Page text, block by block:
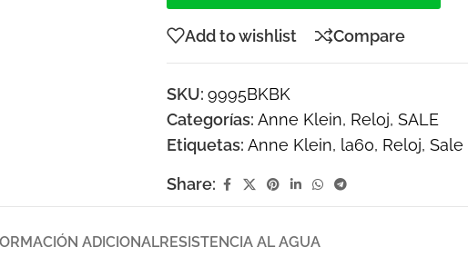
Add to wishlist Compare
SKU: 9995BKBK
Categorías: Anne Klein, Reloj, SALE
Etiquetas: Anne Klein, la60, Reloj, Sale
Share:
ADICIONALRESISTENCIA AL AGUA